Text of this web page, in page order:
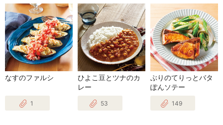
なすのファルシ
1
ひよこ豆とツナのカ
レー
53
ぶりのてりっとバタ
ぽんソテー
149